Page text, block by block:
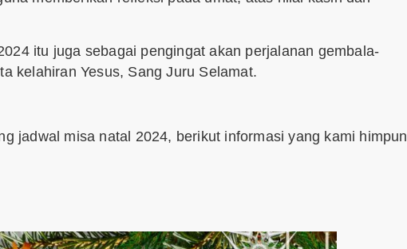
itu juga sebagai pengingat akan perjalanan gembala-
kelahiran Yesus, Sang Juru Selamat.
jadwal misa natal 2024, berikut informasi yang kami himpun